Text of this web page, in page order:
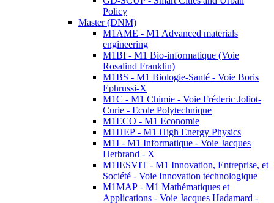
Policy
Master (DNM)
M1AME - M1 Advanced materials
engineering
M1BI - M1 Bio-informatique (Voie
Rosalind Franklin)
M1BS - M1 Biologie-Santé - Voie Boris
Ephrussi-X
M1C - M1 Chimie - Voie Fréderic Joliot-
Curie - Ecole Polytechnique
M1ECO - M1 Economie
M1HEP - M1 High Energy Physics
M1I - M1 Informatique - Voie Jacques
Herbrand - X
M1IESVIT - M1 Innovation, Entreprise, et
Société - Voie Innovation technologique
M1MAP - M1 Mathématiques et
Applications - Voie Jacques Hadamard -